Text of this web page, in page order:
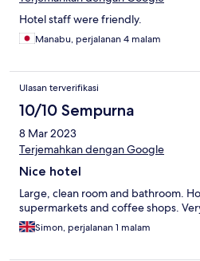
Hotel staff were friendly.
Manabu, perjalanan 4 malam
Ulasan terverifikasi
10/10 Sempurna
8 Mar 2023
Terjemahkan dengan Google
Nice hotel
Large, clean room and bathroom.
supermarkets and coffee shops.
Simon, perjalanan 1 malam